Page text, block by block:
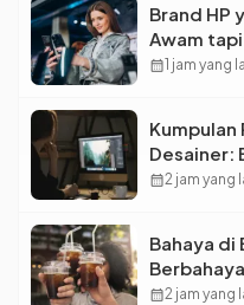
Brand HP
Awam
calendar_month1 jam yang
Kumpulan
Desainer:
Super
calendar_month2 jam yang
Bahaya di
Wajib
calendar_month2 jam yang